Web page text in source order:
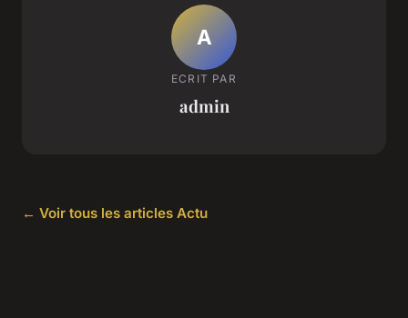
A
ECRIT PAR
admin
← Voir tous les articles Actu